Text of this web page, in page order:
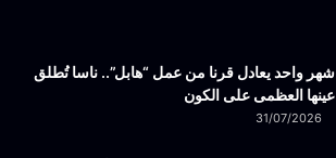
شهر واحد يعادل قرنا من عمل “هابل”.. ناسا تُطلق
عينها العظمى على الكون
31/07/2026